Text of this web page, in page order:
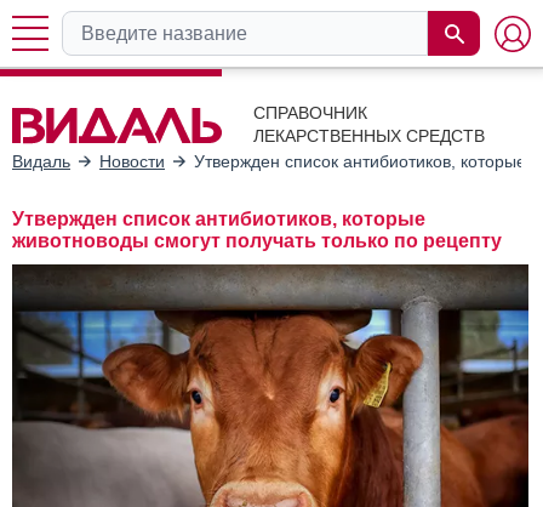
СПРАВОЧНИК
ЛЕКАРСТВЕННЫХ СРЕДСТВ
Видаль
Новости Утвержден список антибиотиков, которые
Утвержден список антибиотиков, которые
животноводы смогут получать только по рецепту